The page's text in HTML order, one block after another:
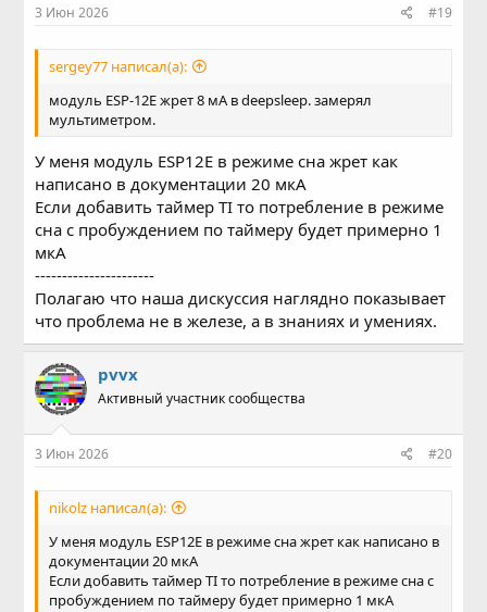
3 Июн 2026 #19
sergey77 написал(а):
модуль ESP-12E жрет 8 мА в deepsleep. замерял
мультиметром.
У меня модуль ESP12E в режиме сна жрет как
написано в документации 20 мкА
Если добавить таймер TI то потребление в режиме
сна с пробуждением по таймеру будет примерно 1
мкА
----------------------
Полагаю что наша дискуссия наглядно показывает
что проблема не в железе, а в знаниях и умениях.
pvvx
Активный участник сообщества
3 Июн 2026 #20
nikolz написал(а):
У меня модуль ESP12E в режиме сна жрет как написано в
документации 20 мкА
Если добавить таймер TI то потребление в режиме сна с
пробуждением по таймеру будет примерно 1 мкА